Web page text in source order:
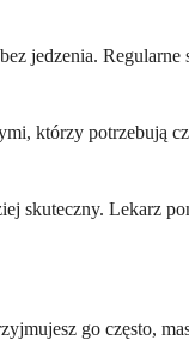
jedzenia. Regularne
którzy potrzebują
skuteczny. Lekarz
go często,